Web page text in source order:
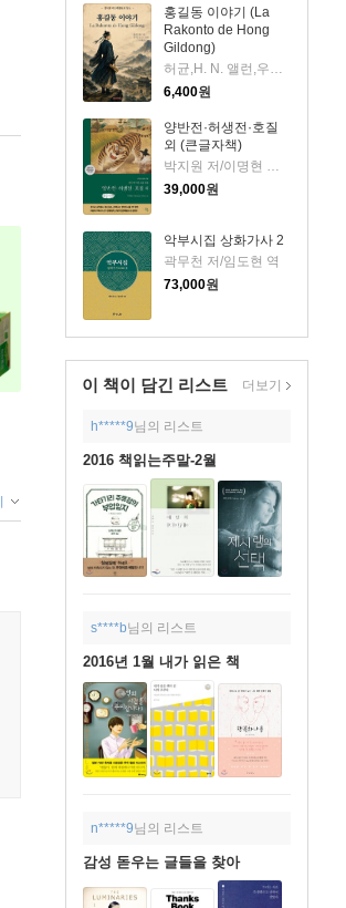
홍길동 이야기 (La
Rakonto de Hong
Gildong)
허균,H. N. 앨런,우재훈(Cezaro) 저
6,400원
양반전·허생전·호질
외 (큰글자책)
박지원 저/이명현 역/한동훈 그림
39,000원
악부시집 상화가사 2
곽무천 저/임도현 역
73,000원
이 책이 담긴 리스트 더보기
h*****9님의 리스트
2016 책읽는주말-2월
s****b님의 리스트
2016년 1월 내가 읽은 책
n*****9님의 리스트
감성 돋우는 글들을 찾아